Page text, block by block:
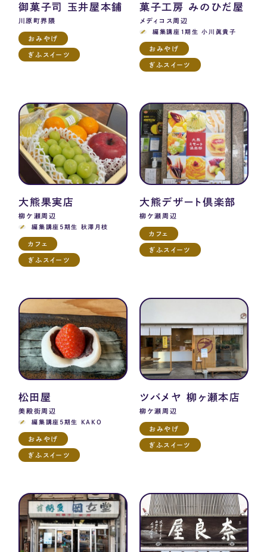
御菓子司 玉井屋本舗
川原町界隈
おみやげ
ぎふスイーツ
菓子工房 みのひだ屋
メディコス周辺
編集講座1期生 小川眞貴子
おみやげ
ぎふスイーツ
大熊果実店
柳ケ瀬周辺
編集講座5期生 秋澤月枝
カフェ
ぎふスイーツ
大熊デザート倶楽部
柳ケ瀬周辺
カフェ
ぎふスイーツ
松田屋
美殿街周辺
編集講座5期生 KAKO
おみやげ
ぎふスイーツ
ツバメヤ 柳ヶ瀬本店
柳ケ瀬周辺
おみやげ
ぎふスイーツ